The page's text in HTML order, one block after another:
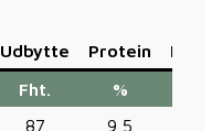
Udbytte Protein
Fht.
%
87 9,5